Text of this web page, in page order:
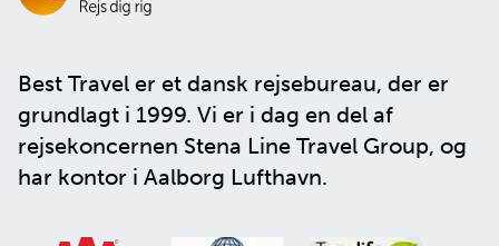
Best Travel er et dansk rejsebureau, der er
grundlagt i 1999. Vi er i dag en del af
rejsekoncernen Stena Line Travel Group, og
har kontor i Aalborg Lufthavn.